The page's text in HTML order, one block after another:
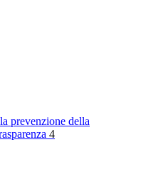
prevenzione della
4